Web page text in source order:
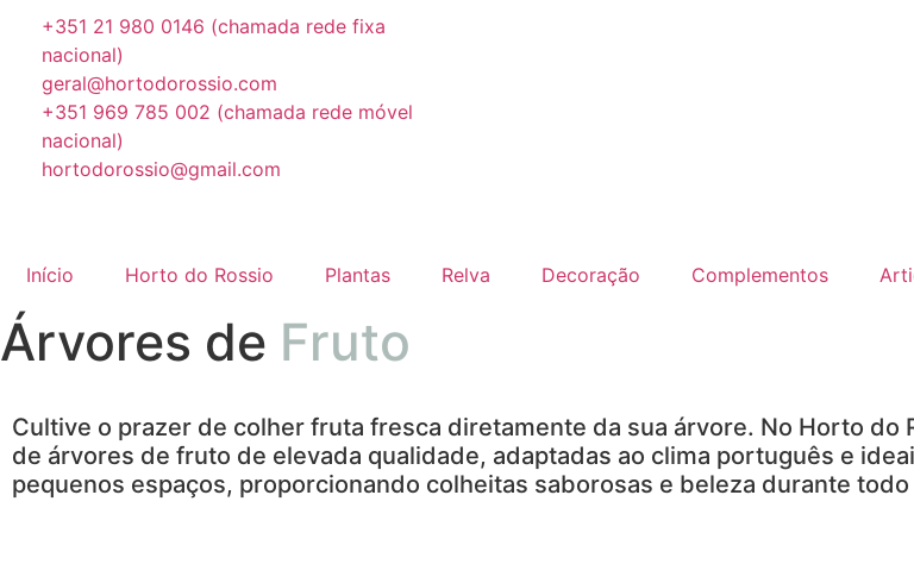
+351 21 980 0146 (chamada rede fixa
nacional)
geral@hortodorossio.com
+351 969 785 002 (chamada rede móvel
nacional)
hortodorossio@gmail.com
Início Horto do Rossio Plantas Relva Decoração Complementos
Árvores de Fruto
Cultive o prazer de colher fruta fresca diretamente da sua árvore. No Horto do
de árvores de fruto de elevada qualidade, adaptadas ao clima português e
pequenos espaços, proporcionando colheitas saborosas e beleza durante todo